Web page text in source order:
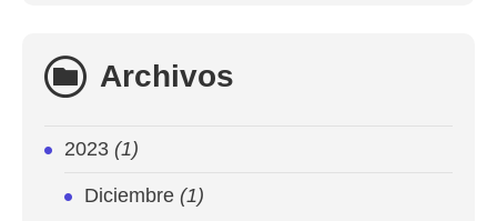
Archivos
2023 (1)
Diciembre (1)